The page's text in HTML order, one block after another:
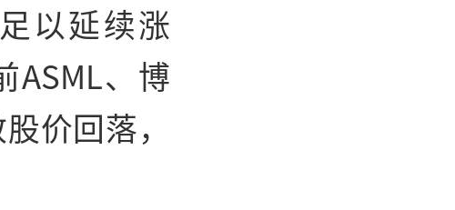
以延续涨
ASML、博
价回落，